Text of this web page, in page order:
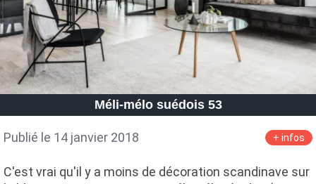
Méli-mélo suédois 53
Publié le 14 janvier 2018 + infos
C'est vrai qu'il y a moins de décoration scandinave sur